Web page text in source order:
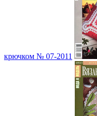
крючком № 07-2011